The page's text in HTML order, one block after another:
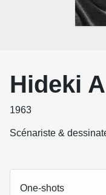
Hideki
1963
Scénariste &
One-shots